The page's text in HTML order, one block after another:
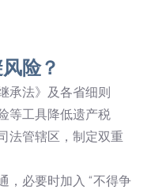
险？
承法》及各省细则
等工具降低遗产税
法管辖区，制定双重
，必要时加入 “不得争